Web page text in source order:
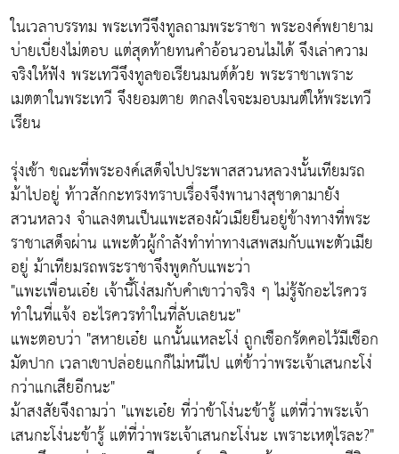
ในเวลาบรรทม พระเทวีจึงทูลถามพระราชา พระองค์พยายาม
บ่ายเบี่ยงไม่ตอบ แต่สุดท้ายทนคำอ้อนวอนไม่ได้ จึงเล่าความ
จริงให้ฟัง พระเทวีจึงทูลขอเรียนมนต์ด้วย พระราชาเพราะ
เมตตาในพระเทวี จึงยอมตาย ตกลงใจจะมอบมนต์ให้พระเทวี
เรียน
รุ่งเช้า ขณะที่พระองค์เสด็จไปประพาสสวนหลวงนั้นเทียมรถ
ม้าไปอยู่ ท้าวสักกะทรงทราบเรื่องจึงพานางสุชาดามายัง
สวนหลวง จำแลงตนเป็นแพะสองผัวเมียยืนอยู่ข้างทางที่พระ
ราชาเสด็จผ่าน แพะตัวผู้กำลังทำท่าทางเสพสมกับแพะตัวเมีย
อยู่ ม้าเทียมรถพระราชาจึงพูดกับแพะว่า
"แพะเพื่อนเอ๋ย เจ้านี้โง่สมกับคำเขาว่าจริง ๆ ไม่รู้จักอะไรควร
ทำในที่แจ้ง อะไรควรทำในที่ลับเลยนะ"
แพะตอบว่า "สหายเอ๋ย แกนั้นแหละโง่ ถูกเชือกรัดคอไว้มีเชือก
มัดปาก เวลาเขาปล่อยแกก็ไม่หนีไป แต่ข้าว่าพระเจ้าเสนกะโง่
กว่าแกเสียอีกนะ"
ม้าสงสัยจึงถามว่า "แพะเอ๋ย ที่ว่าข้าโง่นะข้ารู้ แต่ที่ว่าพระเจ้า
เสนกะโง่นะข้ารู้ แต่ที่ว่าพระเจ้าเสนกะโง่นะ เพราะเหตุไรละ?"